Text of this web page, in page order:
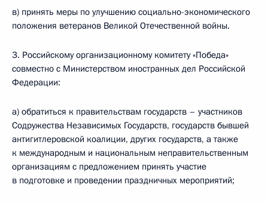
в) принять меры по улучшению социально-экономического
положения ветеранов Великой Отечественной войны.
3. Российскому организационному комитету «Победа»
совместно с Министерством иностранных дел Российской
Федерации:
а) обратиться к правительствам государств – участников
Содружества Независимых Государств, государств бывшей
антигитлеровской коалиции, других государств, а также
к международным и национальным неправительственным
организациям с предложением принять участие
в подготовке и проведении праздничных мероприятий;